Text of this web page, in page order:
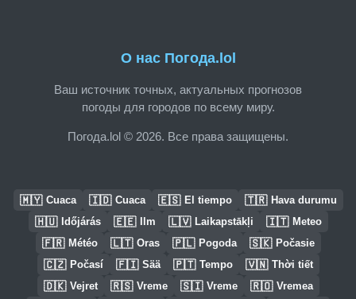
О нас Погода.lol
Ваш источник точных, актуальных прогнозов
погоды для городов по всему миру.
Погода.lol © 2026. Все права защищены.
🇲🇾 Cuaca 🇮🇩 Cuaca 🇪🇸 El tiempo 🇹🇷 Hava durumu
🇭🇺 Időjárás 🇪🇪 Ilm 🇱🇻 Laikapstākļi 🇮🇹 Meteo
🇫🇷 Météo 🇱🇹 Oras 🇵🇱 Pogoda 🇸🇰 Počasie
🇨🇿 Počasí 🇫🇮 Sää 🇵🇹 Tempo 🇻🇳 Thời tiết
🇩🇰 Vejret 🇷🇸 Vreme 🇸🇮 Vreme 🇷🇴 Vremea